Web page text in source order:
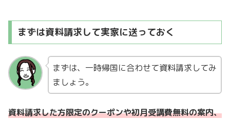
まずは資料請求して実家に送っておく
まずは、一時帰国に合わせて資料請求してみ
ましょう。
資料請求した方限定のクーポンや初月受講費無料の案内、